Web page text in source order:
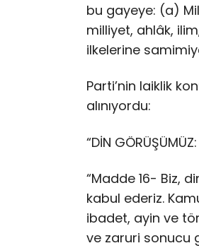
bu gayeye: (a)
milliyet, ahlâk,
ilkelerine
Parti’nin laiklik
alınıyordu:
“DİN GÖRÜŞÜMÜZ:
“Madde 16- Biz,
kabul ederiz.
ibadet, ayin ve
ve zaruri sonucu